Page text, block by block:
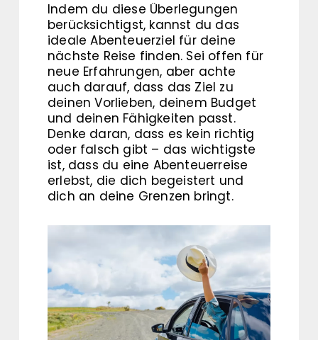
Indem du diese Überlegungen
berücksichtigst, kannst du das
ideale Abenteuerziel für deine
nächste Reise finden. Sei offen für
neue Erfahrungen, aber achte
auch darauf, dass das Ziel zu
deinen Vorlieben, deinem Budget
und deinen Fähigkeiten passt.
Denke daran, dass es kein richtig
oder falsch gibt – das wichtigste
ist, dass du eine Abenteuerreise
erlebst, die dich begeistert und
dich an deine Grenzen bringt.